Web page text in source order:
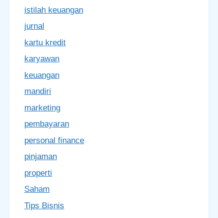
istilah keuangan
jurnal
kartu kredit
karyawan
keuangan
mandiri
marketing
pembayaran
personal finance
pinjaman
properti
Saham
Tips Bisnis